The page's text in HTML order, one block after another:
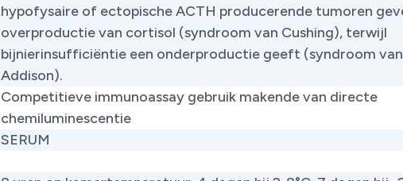
hypofysaire of ectopische ACTH producerende tumoren
overproductie van cortisol (syndroom van Cushing), terwijl
bijnierinsufficiëntie een onderproductie geeft (syndroom van
Addison). ​
Competitieve immunoassay gebruik makende van directe
chemiluminescentie
SERUM